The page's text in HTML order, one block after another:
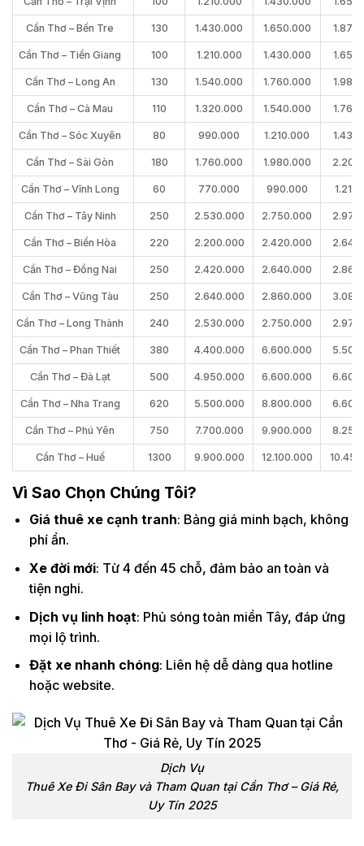
Cần Thơ – Bến Tre 130 1.430.000 1.650.000
Cần Thơ – Tiền Giang 100 1.210.000 1.430.000
Cần Thơ – Long An 130 1.540.000 1.760.000
Cần Thơ – Cà Mau 110 1.320.000 1.540.000
Cần Thơ – Sóc Xuyên 80 990.000 1.210.000
Cần Thơ – Sài Gòn 180 1.760.000 1.980.000
Cần Thơ – Vĩnh Long 60 770.000 990.000
Cần Thơ – Tây Ninh 250 2.530.000 2.750.000
Cần Thơ – Biển Hòa 220 2.200.000 2.420.000
Cần Thơ – Đồng Nai 250 2.420.000 2.640.000
Cần Thơ – Vũng Tàu 250 2.640.000 2.860.000
Cần Thơ – Long Thành 240 2.530.000 2.750.000
Cần Thơ – Phan Thiết 380 4.400.000 6.600.000
Cần Thơ – Đà Lạt 500 4.950.000 6.600.000
Cần Thơ – Nha Trang 620 5.500.000 8.800.000
Cần Thơ – Phú Yên 750 7.700.000 9.900.000
Cần Thơ – Huế 1300 9.900.000 12.100.000
Vì Sao Chọn Chúng Tôi?
Giá thuê xe cạnh tranh: Bảng giá minh bạch, không
phí ẩn.
Xe đời mới: Từ 4 đến 45 chỗ, đảm bảo an toàn và
tiện nghi.
Dịch vụ linh hoạt: Phủ sóng toàn miền Tây, đáp ứng
mọi lộ trình.
Đặt xe nhanh chóng: Liên hệ dễ dàng qua hotline
hoặc website.
Dịch Vụ
Thuê Xe Đi Sân Bay và Tham Quan tại Cần Thơ – Giá Rẻ,
Uy Tín 2025